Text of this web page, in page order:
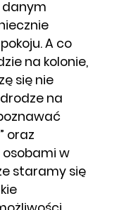
danym
A co
na kolonie,
się nie
na
oraz
osobami w
staramy się